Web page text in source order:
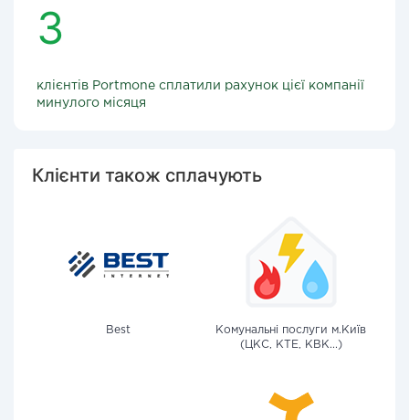
3
клієнтів Portmone сплатили рахунок цієї компанії
минулого місяця
Клієнти також сплачують
Best
Комунальні послуги м.Київ
(ЦКС, КТЕ, КВК...)